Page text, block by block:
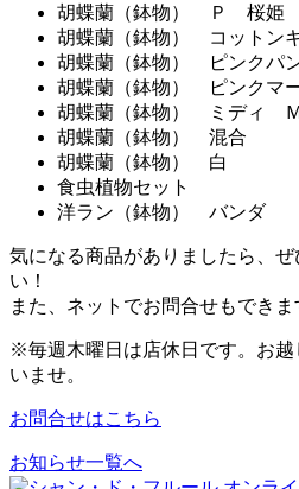
胡蝶蘭（鉢物） Ｐ 桜姫
胡蝶蘭（鉢物） コットン
胡蝶蘭（鉢物） ピンクパ
胡蝶蘭（鉢物） ピンクマ
胡蝶蘭（鉢物） ミディ
胡蝶蘭（鉢物） 混合
胡蝶蘭（鉢物） 白
食虫植物セット
洋ラン（鉢物） バンダ
気になる商品がありましたら、
い！
また、ネットでお問合せもできま
※毎週木曜日は店休日です。お越
いませ。
お問合せはこちら
お知らせ一覧へ